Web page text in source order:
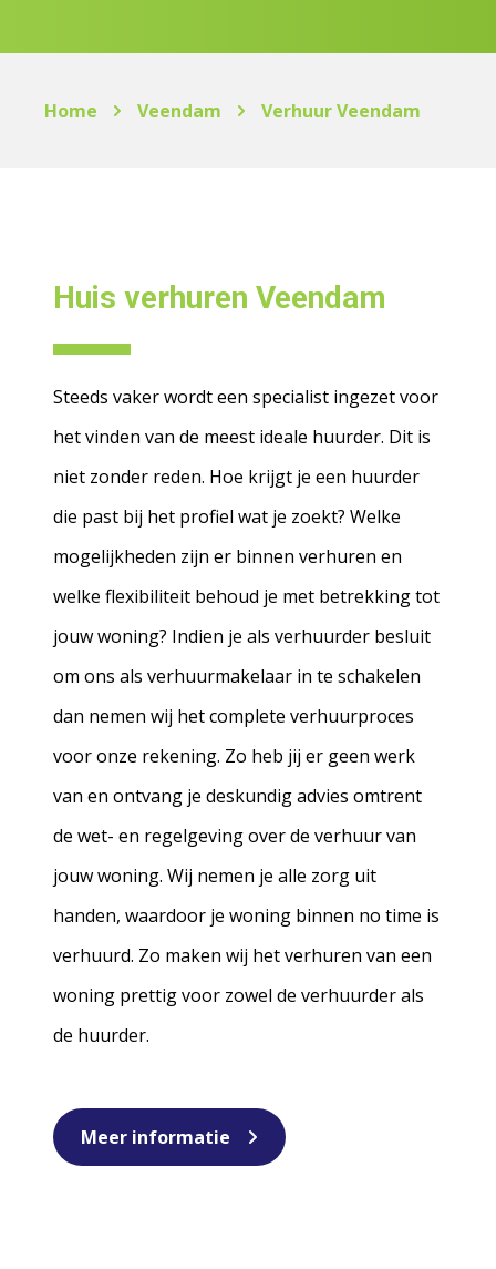
Home Veendam Verhuur Veendam
Huis verhuren Veendam
Steeds vaker wordt een specialist ingezet voor
het vinden van de meest ideale huurder. Dit is
niet zonder reden. Hoe krijgt je een huurder
die past bij het profiel wat je zoekt? Welke
mogelijkheden zijn er binnen verhuren en
welke flexibiliteit behoud je met betrekking tot
jouw woning? Indien je als verhuurder besluit
om ons als verhuurmakelaar in te schakelen
dan nemen wij het complete verhuurproces
voor onze rekening. Zo heb jij er geen werk
van en ontvang je deskundig advies omtrent
de wet- en regelgeving over de verhuur van
jouw woning. Wij nemen je alle zorg uit
handen, waardoor je woning binnen no time is
verhuurd. Zo maken wij het verhuren van een
woning prettig voor zowel de verhuurder als
de huurder.
Meer informatie